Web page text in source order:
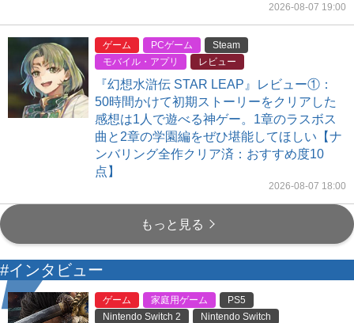
2026-08-07 19:00
ゲーム PCゲーム
Steam
モバイル・アプリ
レビュー
『幻想水滸伝 STAR LEAP』レビュー①：
50時間かけて初期ストーリーをクリアした
感想は1人で遊べる神ゲー。1章のラスボス
曲と2章の学園編をぜひ堪能してほしい【ナ
ンバリング全作クリア済：おすすめ度10
点】
2026-08-07 18:00
もっと見る
#インタビュー
ゲーム 家庭用ゲーム
PS5
Nintendo Switch 2
Nintendo Switch